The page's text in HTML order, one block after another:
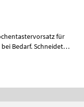
Bedarf. Schneidet